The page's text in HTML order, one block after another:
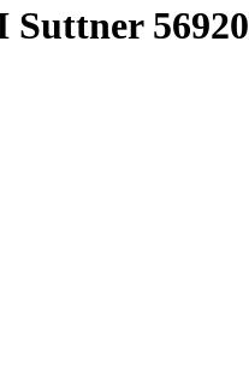
56920